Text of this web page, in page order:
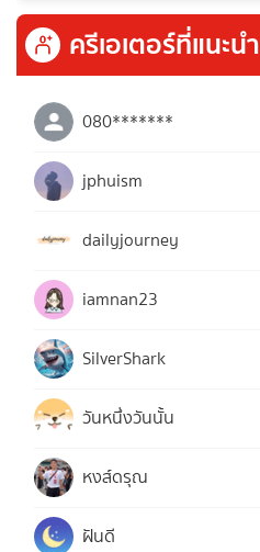
ครีเอเตอร์ที่แนะนำ
080*******
jphuism
dailyjourney
iamnan23
SilverShark
วันหนึ่งวันนั้น
หงส์ดรุณ
ฝันดี